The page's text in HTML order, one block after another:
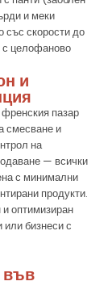
и меки
със скорости до
с целофаново
и
пазар
смесване и
на
— всички
с минимални
продукти.
и оптимизиран
бизнеси с
във